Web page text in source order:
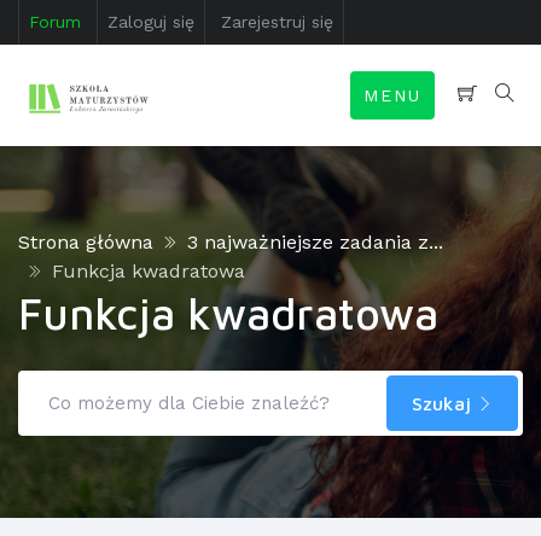
Forum Zaloguj się Zarejestruj się
MENU
Strona główna
3 najważniejsze zadania z...
Funkcja kwadratowa
Funkcja kwadratowa
Szukaj